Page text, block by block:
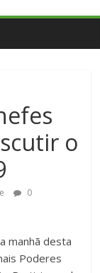
o
0
manhã desta
Poderes